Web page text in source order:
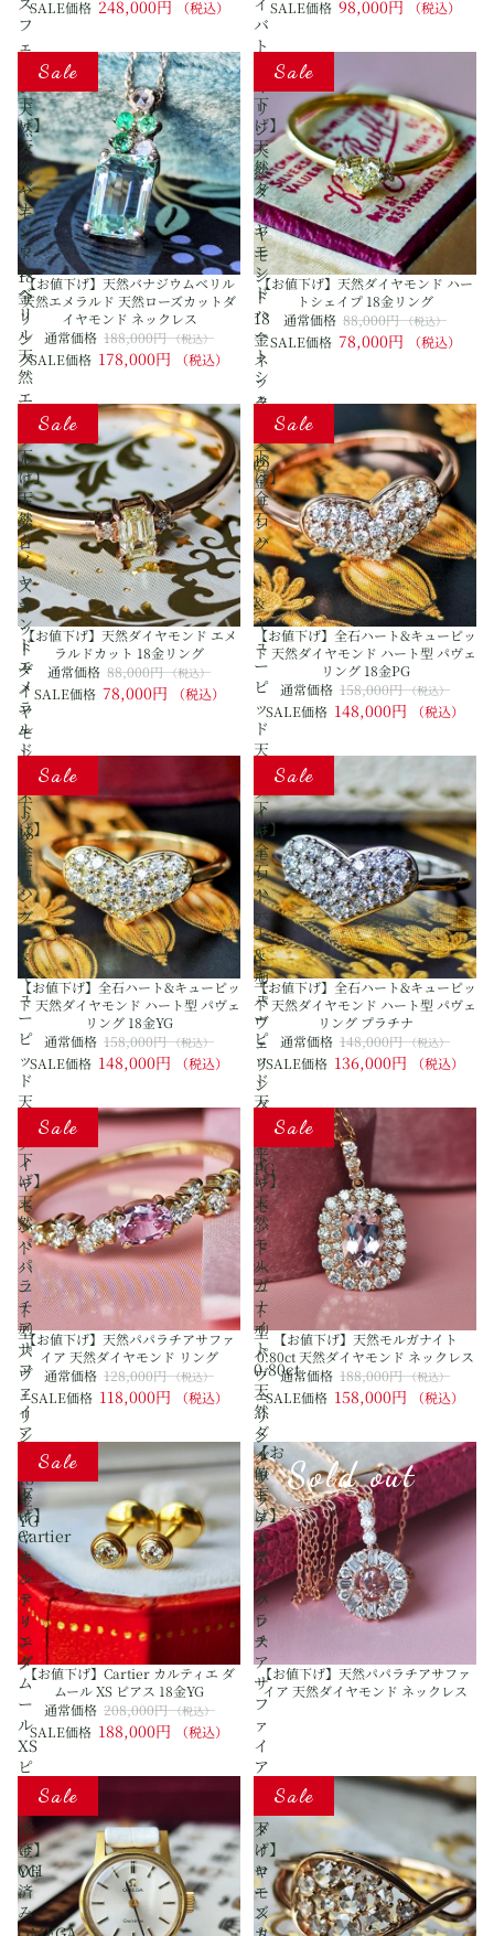
フ
ェ
ン
天
然
ダ
イ
ヤ
モ
ン
ド
18
金
リ
ン
グ
SALE価格 248,000円 （税込）
バ
ト
マ
リ
ン
天
然
ダ
イ
ヤ
モ
ン
ド
18
金
ネ
ッ
ク
ス
②
SALE価格 98,000円 （税込）
【お
下
げ】
天
然
バ
ナ
ジ
ウ
ム
ベ
リ
ル
天
然
エ
ラ
ル
ド
天
然
ロ
ー
ズ
カ
ッ
ト
ダ
イ
ヤ
モ
ン
ネ
ッ
ク
レ
ス
Sale
【お値下げ】天然バナジウムベリル
天然エメラルド 天然ローズカットダ
イヤモンド ネックレス
SALE価格 178,000円 （税込）
通常価格 188,000円（税込）
【お
下
げ】
天
然
ダ
イ
ヤ
モ
ン
ド
ハ
ー
ト
シ
ェ
プ
18
金
リ
ン
グ
Sale
【お値下げ】天然ダイヤモンド ハー
トシェイプ 18金リング
SALE価格 78,000円 （税込）
通常価格 88,000円（税込）
【お
下
げ】
天
然
ダ
イ
ヤ
モ
ン
ド
エ
メ
ラ
ル
ド
ッ
ト
18
金
リ
ン
グ
Sale
【お値下げ】天然ダイヤモンド エメ
ラルドカット 18金リング
SALE価格 78,000円 （税込）
通常価格 88,000円（税込）
【お
下
げ】
全
石
ハ
ー
ト
&
キ
ュ
ー
ピ
ッ
ド
天
ダ
イ
ヤ
モ
ン
ド
ハ
ー
ト
型
パ
ヴ
ェ
リ
ン
グ
金
PG
Sale
【お値下げ】全石ハート&キューピッ
ド 天然ダイヤモンド ハート型 パヴェ
リング 18金PG
SALE価格 148,000円 （税込）
通常価格 158,000円（税込）
【お
下
げ】
全
石
ハ
ー
ト
&
キ
ュ
ー
ピ
ッ
ド
天
ダ
イ
ヤ
モ
ン
ド
ハ
ー
ト
型
パ
ヴ
ェ
リ
ン
18
金
YG
Sale
【お値下げ】全石ハート&キューピッ
ド 天然ダイヤモンド ハート型 パヴェ
リング 18金YG
SALE価格 148,000円 （税込）
通常価格 158,000円（税込）
【お
下
げ】
全
石
ハ
ー
ト
&
キ
ュ
ー
ピ
ッ
ド
天
ダ
イ
ヤ
モ
ン
ド
ハ
ー
ト
型
パ
ヴ
ェ
リ
ン
グ
プ
ラ
チ
ナ
Sale
【お値下げ】全石ハート&キューピッ
ド 天然ダイヤモンド ハート型 パヴェ
リング プラチナ
SALE価格 136,000円 （税込）
通常価格 148,000円（税込）
【お
下
げ】
天
然
パ
パ
ラ
チ
ア
サ
フ
ァ
イ
ア
ダ
イ
ヤ
モ
ン
ド
リ
ン
グ
Sale
【お値下げ】天然パパラチアサファ
イア 天然ダイヤモンド リング
SALE価格 118,000円 （税込）
通常価格 128,000円（税込）
【お
下
げ】
天
然
モ
ル
ガ
ナ
イ
ト
0.80ct
天
然
ダ
イ
ヤ
モ
ン
ド
ネ
ッ
ク
レ
ス
Sale
【お値下げ】天然モルガナイト
0.80ct 天然ダイヤモンド ネックレス
SALE価格 158,000円 （税込）
通常価格 188,000円（税込）
【お
下
げ】
Cartier
カ
ル
テ
ィ
エ
ダ
ム
ー
ル
XS
ピ
18
金
YG
Sale
【お値下げ】Cartier カルティエ ダ
ムール XS ピアス 18金YG
SALE価格 188,000円 （税込）
通常価格 208,000円（税込）
【お
値
下
げ】
天
然
パ
パ
ラ
チ
ア
サ
フ
ァ
イ
ア
ダ
イ
ヤ
モ
ン
Sold out
【お値下げ】天然パパラチアサファ
イア 天然ダイヤモンド ネックレス
【お
下
げ】
OH
済
み
Sale
【お
下
げ】
ロ
ー
ズ
Sale